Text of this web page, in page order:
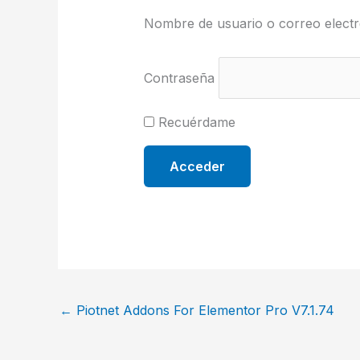
Nombre de usuario o correo
Contraseña
Recuérdame
← Piotnet Addons For Elementor Pro V7.1.74